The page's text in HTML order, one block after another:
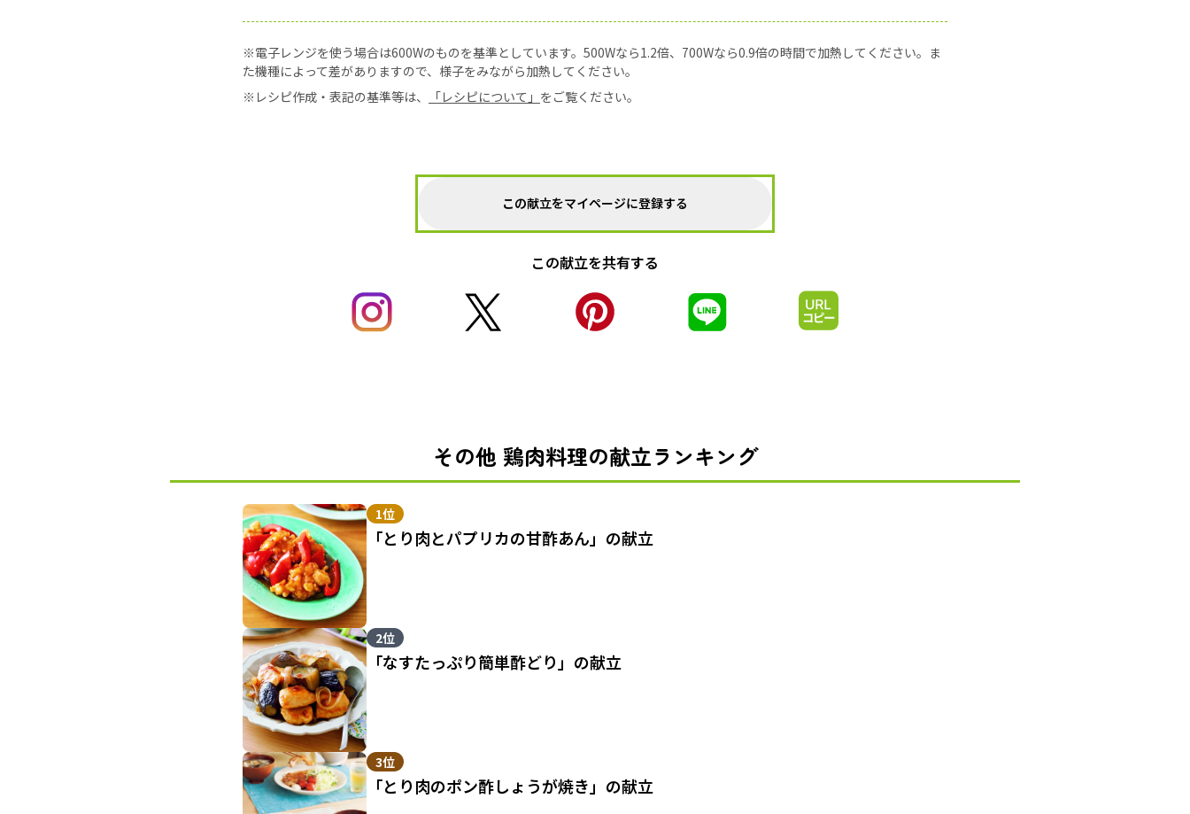
※電子レンジを使う場合は600Wのものを基準としています。500Wなら1.2倍、700Wなら0.9倍の時間で加熱してください。ま
た機種によって差がありますので、様子をみながら加熱してください。
※レシピ作成・表記の基準等は、
「レシピについて」 をご覧ください。
この献立をマイページに登録する
この献立を共有する
その他 鶏肉料理の献立ランキング
1位
「とり肉とパプリカの甘酢あん」の献立
2位
「なすたっぷり簡単酢どり」の献立
3位
「とり肉のポン酢しょうが焼き」の献立